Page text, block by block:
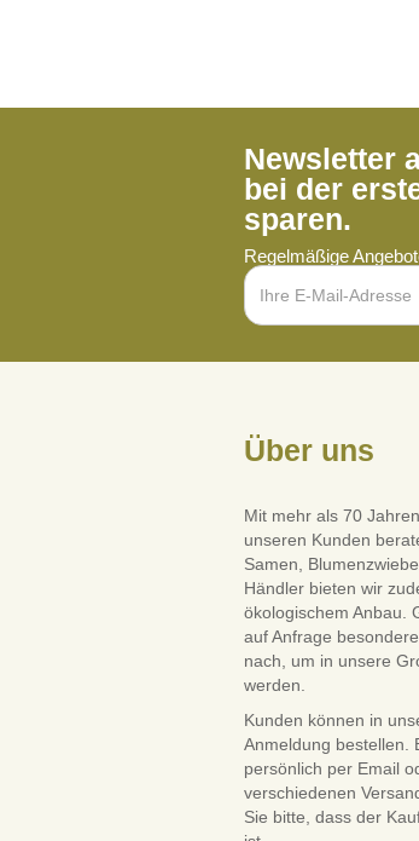
Newsletter
bei der
sparen.
Regelmäßige
Über uns
Mit mehr als 70
unseren Kunden
Samen,
Händler bieten wir
ökologischem Anbau.
auf Anfrage
nach, um in unsere
werden.
Kunden können in
Anmeldung bestellen.
persönlich per Email
verschiedenen
Sie bitte, dass der